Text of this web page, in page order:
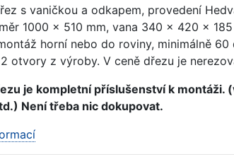
s vaničkou a odkapem, provedení
1000 x 510 mm, vana 340 x 420 x
horní nebo do roviny, minimálně 60
otvory z výroby. V ceně dřezu je
je kompletní příslušenství k montáži.
Není třeba nic dokupovat.